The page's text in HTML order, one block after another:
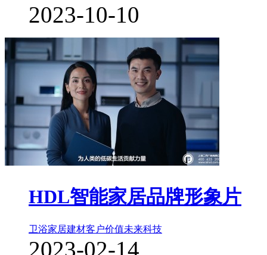
2023-10-10
HDL智能家居品牌形象片
卫浴家居建材客户价值未来科技
2023-02-14